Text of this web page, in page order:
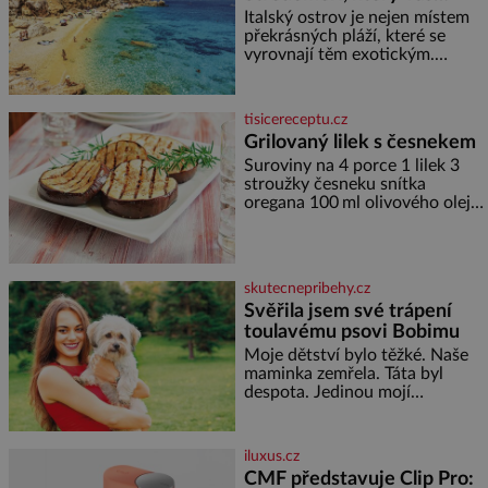
okouzlí
Italský ostrov je nejen místem
překrásných pláží, které se
vyrovnají těm exotickým.
Fascinující stará malebná
městečka či třeba dechberoucí
útesy. Druhý největší italský
ostrov o velikosti přibližně
jedné třetiny České republiky
vás ohromí nejen svými plážemi
luxusem.Zjistěte,
tisicereceptu.cz
Grilovaný lilek s česnekem
Suroviny na 4 porce 1 lilek 3
stroužky česneku snítka
oregana 100 ml olivového oleje
skutecnepribehy.cz
Svěřila jsem své trápení
toulavému psovi Bobimu
Moje dětství bylo těžké. Naše
maminka zemřela. Táta byl
despota. Jedinou mojí
dítě měla peklo. Maminka
zemřela, když jsem byla ještě
malá. Otec hodně pil a často
iluxus.cz
CMF představuje Clip Pro: